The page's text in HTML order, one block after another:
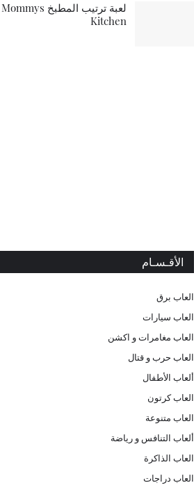
لعبة ترتيب المطبخ Mommys
Kitchen
الأقـسـام
العاب برق
العاب سيارات
العاب مغامرات و اكشن
العاب حرب و قتال
ألعاب الأطفال
العاب كرتون
العاب متنوعة
ألعاب التنافس و رياضة
العاب الذاكرة
العاب دراجات